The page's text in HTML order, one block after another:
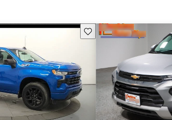
Guarda este Aviso